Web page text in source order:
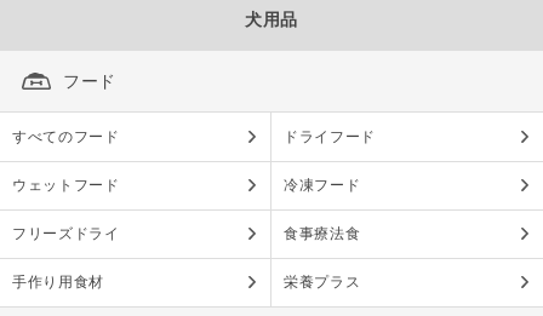
犬用品
フード
すべてのフード ドライフード
ウェットフード 冷凍フード
フリーズドライ 食事療法食
手作り用食材 栄養プラス